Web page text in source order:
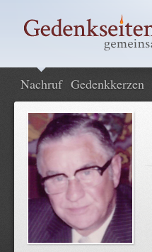
Nachruf Gedenkkerzen